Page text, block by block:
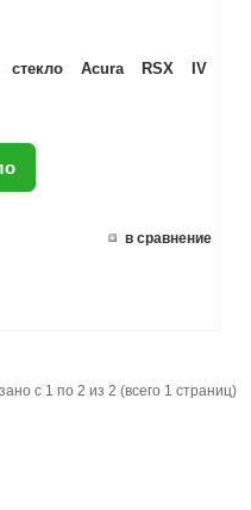
Acura RSX IV
в сравнение
с 1 по 2 из 2 (всего 1 страниц)